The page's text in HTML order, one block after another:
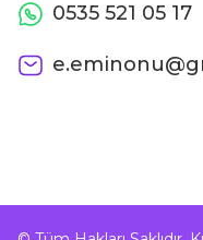
0535 521 05 17